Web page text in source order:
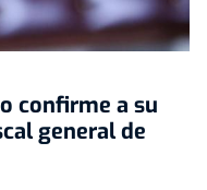
confirme a su
general de